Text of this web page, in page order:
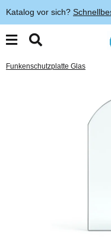
Katalog vor sich?
Funkenschutzplatte Glas